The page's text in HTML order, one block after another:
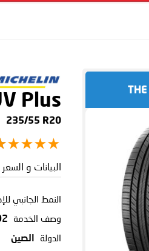
Plus
235/55 R20
THE
البيانات و السعر
النمط الجانبي
وصف الخدمة V
الدولة الصين